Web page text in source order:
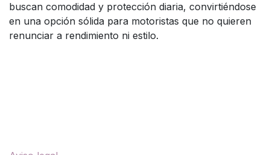
buscan comodidad y protección diaria, convirtiéndose
en una opción sólida para motoristas que no quieren
renunciar a rendimiento ni estilo.